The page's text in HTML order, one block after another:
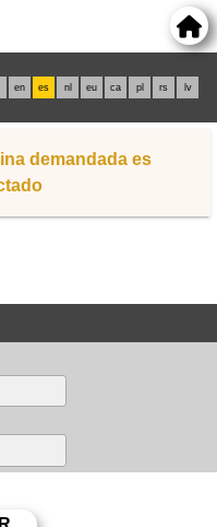
en es nl eu ca pl rs lv
demandada es